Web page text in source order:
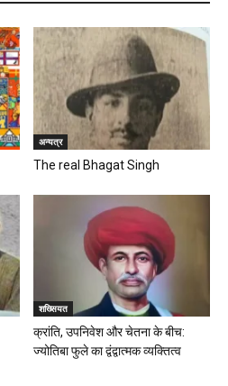
अन्यत्र
The real Bhagat Singh
शख्सियत
क्रांति, उपनिवेश और चेतना के बीच:
ज्योतिबा फुले का द्वंद्वात्मक व्यक्तित्व